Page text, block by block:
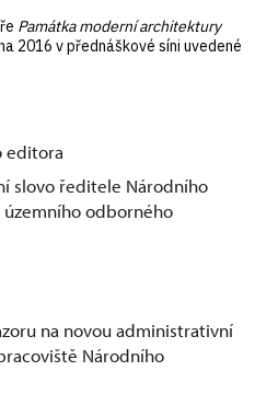
Památka moderní architektury
2016 v přednáškové síni uvedené
editora
slovo ředitele Národního
odborného
na novou administrativní
Národního